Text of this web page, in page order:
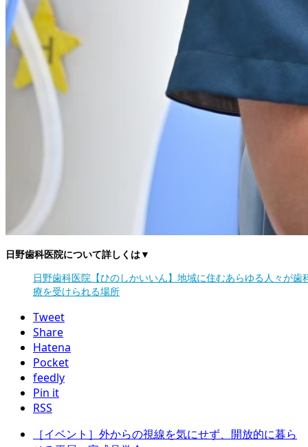
日野歯科医院について詳しくは▼
日野歯科医院【ひのしかいいん】地域に住むあらゆる人々が歯
療を受けられる場所
Tweet
Share
Hatena
Pocket
feedly
Pin it
RSS
［イベント］外からの視線を気にせず、開放的に暮ら